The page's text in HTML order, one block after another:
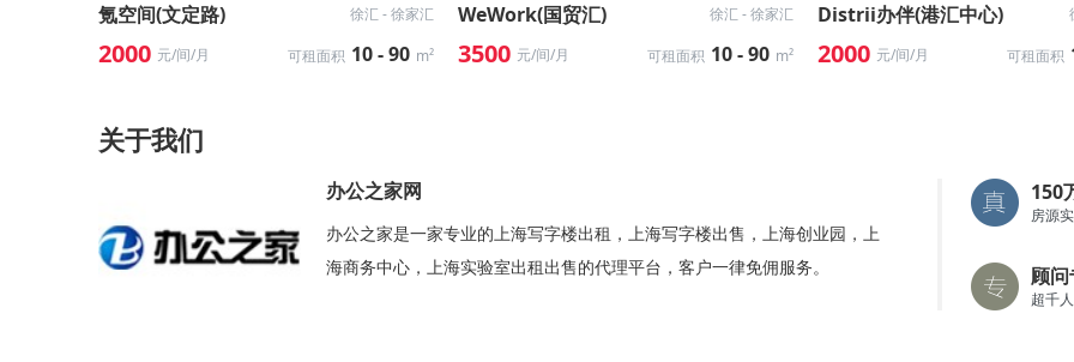
氪空间(文定路) 徐汇 - 徐家汇
2000 元/间/月 可租面积 10 - 90 m²
WeWork(国贸汇) 徐汇 - 徐家汇
3500 元/间/月 可租面积 10 - 90 m²
Distrii办伴(港汇中心)
2000 元/间/月 可租面积
关于我们
办公之家网
办公之家是一家专业的上海写字楼出租，上海写字楼出售，上海创业园，上
海商务中心，上海实验室出租出售的代理平台，客户一律免佣服务。
150
房源
顾
超千